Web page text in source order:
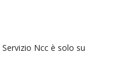
Servizio Ncc è solo su